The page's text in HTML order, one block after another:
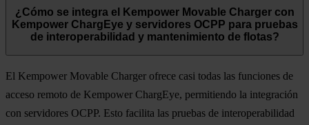
¿Cómo se integra el Kempower Movable Charger con
Kempower ChargEye y servidores OCPP para pruebas
de interoperabilidad y mantenimiento de flotas?
El Kempower Movable Charger ofrece casi todas las funciones de
acceso remoto de Kempower ChargEye, permitiendo la integración
con servidores OCPP. Esto facilita las pruebas de interoperabilidad